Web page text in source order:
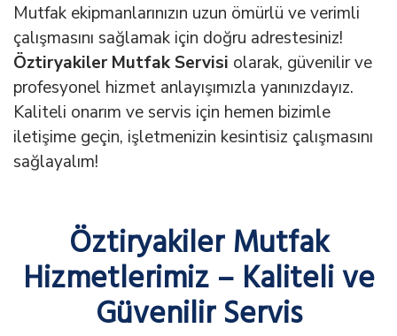
Mutfak ekipmanlarınızın uzun ömürlü ve verimli
çalışmasını sağlamak için doğru adrestesiniz!
Öztiryakiler Mutfak Servisi olarak, güvenilir ve
profesyonel hizmet anlayışımızla yanınızdayız.
Kaliteli onarım ve servis için hemen bizimle
iletişime geçin, işletmenizin kesintisiz çalışmasını
sağlayalım!
Öztiryakiler Mutfak
Hizmetlerimiz – Kaliteli ve
Güvenilir Servis